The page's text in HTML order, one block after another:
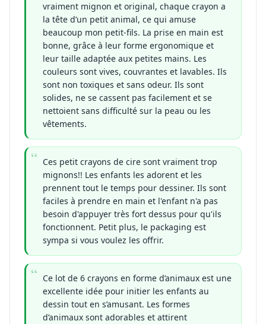
vraiment mignon et original, chaque crayon a
la tête d’un petit animal, ce qui amuse
beaucoup mon petit-fils. La prise en main est
bonne, grâce à leur forme ergonomique et
leur taille adaptée aux petites mains. Les
couleurs sont vives, couvrantes et lavables. Ils
sont non toxiques et sans odeur. Ils sont
solides, ne se cassent pas facilement et se
nettoient sans difficulté sur la peau ou les
vêtements.
Ces petit crayons de cire sont vraiment trop
mignons!! Les enfants les adorent et les
prennent tout le temps pour dessiner. Ils sont
faciles à prendre en main et l'enfant n'a pas
besoin d'appuyer très fort dessus pour qu'ils
fonctionnent. Petit plus, le packaging est
sympa si vous voulez les offrir.
Ce lot de 6 crayons en forme d’animaux est une
excellente idée pour initier les enfants au
dessin tout en s’amusant. Les formes
d’animaux sont adorables et attirent